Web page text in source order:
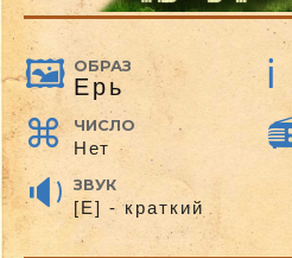
ОБРАЗ
Ерь
ЧИСЛО
Нет
ЗВУК
[Е] - краткий